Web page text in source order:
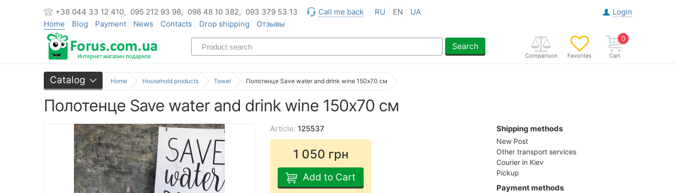
+38 044 33 12 410, 095 212 93 98, 098 48 10 382, 093 379 53 13 Call me back RU EN UA
Login
Home
Blog Payment News Contacts Drop shipping Отзывы
0
Cart
Favorites
Comparison
Search
Catalog Home Household products Towel Полотенце Save water and drink wine 150х70 см
Полотенце Save water and drink wine 150х70 см
Article: 125537
1 050 грн
Add to Cart
Shipping methods
New Post
Other transport services
Courier in Kiev
Pickup
Payment methods